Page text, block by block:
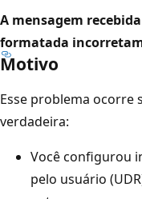
A mensagem
formatada
Motivo
Esse problema ocorre
verdadeira:
Você configurou
pelo usuário